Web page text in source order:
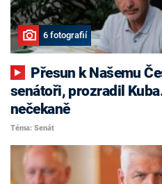
6 fotografií
senátoři, prozradil
nečekaně
Téma: Senát